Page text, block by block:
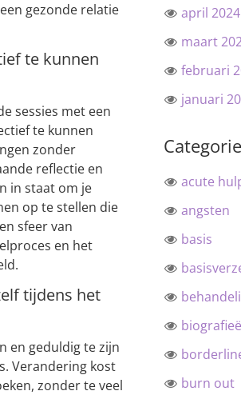
gezonde relatie
te kunnen
sessies met een
te kunnen
zonder
reflectie en
in staat om je
op te stellen die
sfeer van
en het
tijdens het
en geduldig te zijn
Verandering kost
zonder te veel
april 2024
maart
februari
januari
acute
angsten
basis
burn out